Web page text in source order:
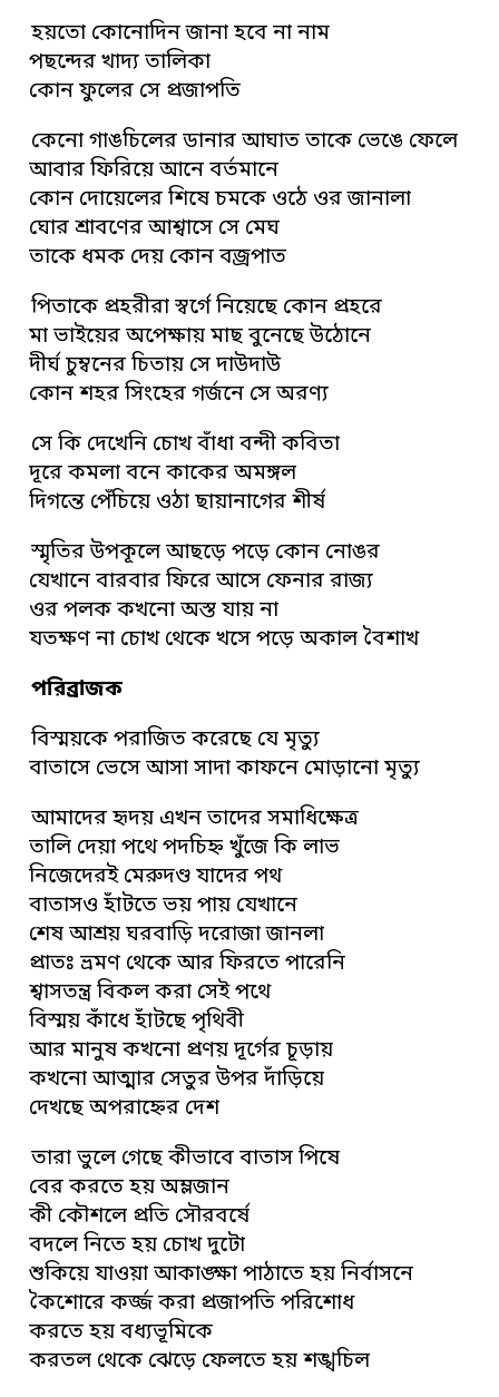
হয়তো কোনোদিন জানা হবে না নাম
পছন্দের খাদ্য তালিকা
কোন ফুলের সে প্রজাপতি
কেনো গাঙচিলের ডানার আঘাত তাকে ভেঙে ফেলে
আবার ফিরিয়ে আনে বর্তমানে
কোন দোয়েলের শিষে চমকে ওঠে ওর জানালা
ঘোর শ্রাবণের আশ্বাসে সে মেঘ
তাকে ধমক দেয় কোন বজ্রপাত
পিতাকে প্রহরীরা স্বর্গে নিয়েছে কোন প্রহরে
মা ভাইয়ের অপেক্ষায় মাছ বুনেছে উঠোনে
দীর্ঘ চুম্বনের চিতায় সে দাউদাউ
কোন শহর সিংহের গর্জনে সে অরণ্য
সে কি দেখেনি চোখ বাঁধা বন্দী কবিতা
দূরে কমলা বনে কাকের অমঙ্গল
দিগন্তে পেঁচিয়ে ওঠা ছায়ানাগের শীর্ষ
স্মৃতির উপকূলে আছড়ে পড়ে কোন নোঙর
যেখানে বারবার ফিরে আসে ফেনার রাজ্য
ওর পলক কখনো অস্ত যায় না
যতক্ষণ না চোখ থেকে খসে পড়ে অকাল বৈশাখ
পরিব্রাজক
বিস্ময়কে পরাজিত করেছে যে মৃত্যু
বাতাসে ভেসে আসা সাদা কাফনে মোড়ানো মৃত্যু
আমাদের হৃদয় এখন তাদের সমাধিক্ষেত্র
তালি দেয়া পথে পদচিহ্ন খুঁজে কি লাভ
নিজেদেরই মেরুদণ্ড যাদের পথ
বাতাসও হাঁটতে ভয় পায় যেখানে
শেষ আশ্রয় ঘরবাড়ি দরোজা জানলা
প্রাতঃ ভ্রমণ থেকে আর ফিরতে পারেনি
শ্বাসতন্ত্র বিকল করা সেই পথে
বিস্ময় কাঁধে হাঁটছে পৃথিবী
আর মানুষ কখনো প্রণয় দূর্গের চূড়ায়
কখনো আত্মার সেতুর উপর দাঁড়িয়ে
দেখছে অপরাহ্নের দেশ
তারা ভুলে গেছে কীভাবে বাতাস পিষে
বের করতে হয় অম্লজান
কী কৌশলে প্রতি সৌরবর্ষে
বদলে নিতে হয় চোখ দুটো
শুকিয়ে যাওয়া আকাঙ্ক্ষা পাঠাতে হয় নির্বাসনে
কৈশোরে কর্জ্জ করা প্রজাপতি পরিশোধ
করতে হয় বধ্যভূমিকে
করতল থেকে ঝেড়ে ফেলতে হয় শঙ্খচিল